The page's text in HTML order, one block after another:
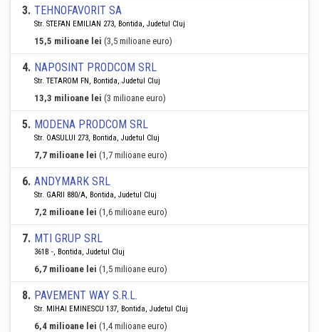
3. TEHNOFAVORIT SA
Str. STEFAN EMILIAN 273, Bontida, Judetul Cluj
15,5 milioane lei (3,5 milioane euro)
4. NAPOSINT PRODCOM SRL
Str. TETAROM FN, Bontida, Judetul Cluj
13,3 milioane lei (3 milioane euro)
5. MODENA PRODCOM SRL
Str. OASULUI 273, Bontida, Judetul Cluj
7,7 milioane lei (1,7 milioane euro)
6. ANDYMARK SRL
Str. GARII 880/A, Bontida, Judetul Cluj
7,2 milioane lei (1,6 milioane euro)
7. MTI GRUP SRL
361B -, Bontida, Judetul Cluj
6,7 milioane lei (1,5 milioane euro)
8. PAVEMENT WAY S.R.L.
Str. MIHAI EMINESCU 137, Bontida, Judetul Cluj
6,4 milioane lei (1,4 milioane euro)